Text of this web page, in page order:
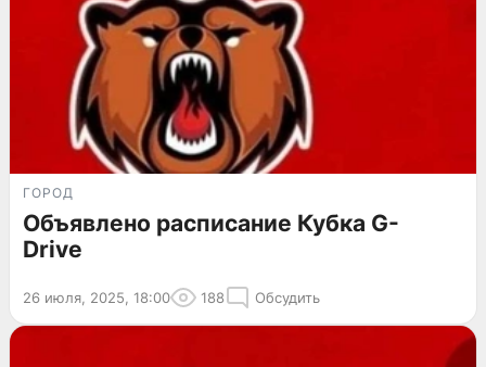
ГОРОД
Объявлено расписание Кубка G-
Drive
26 июля, 2025, 18:00 188 Обсудить